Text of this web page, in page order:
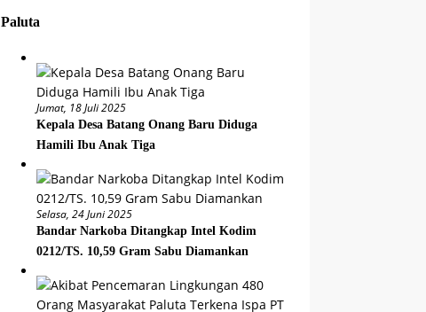
Paluta
Jumat, 18 Juli 2025
Kepala Desa Batang Onang Baru Diduga
Hamili Ibu Anak Tiga
Selasa, 24 Juni 2025
Bandar Narkoba Ditangkap Intel Kodim
0212/TS. 10,59 Gram Sabu Diamankan